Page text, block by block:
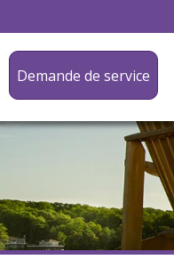
Demande de service